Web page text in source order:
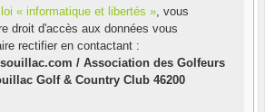
« informatique et libertés » , vous
droit d'accès aux données vous
rectifier en contactant :
/ Association des Golfeurs
Golf & Country Club 46200